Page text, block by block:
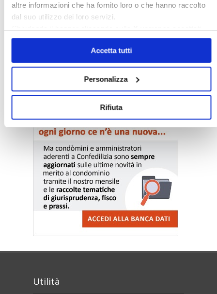
altre informazioni che ha fornito loro o che hanno raccolto
dal suo utilizzo dei loro servizi.
Chiudendo il banner cliccando sullaXverranno accettati
solo i cookie necessari.
Accetta tutti
Personalizza
Rifiuta
〉 Notizie e Banche dati
Utilità